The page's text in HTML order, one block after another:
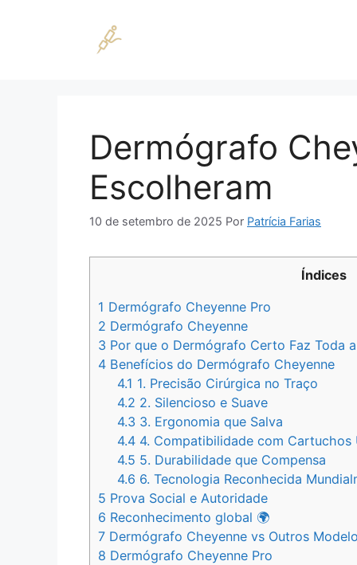
Dermógrafo
Escolheram
10 de setembro de 2025 Por Patrícia Farias
Índices
1 Dermógrafo Cheyenne Pro
2 Dermógrafo Cheyenne
3 Por que o Dermógrafo Certo Faz Toda
4 Benefícios do Dermógrafo Cheyenne
4.1 1. Precisão Cirúrgica no Traço
4.2 2. Silencioso e Suave
4.3 3. Ergonomia que Salva
4.4 4. Compatibilidade com Cartuchos
4.5 5. Durabilidade que Compensa
4.6 6. Tecnologia Reconhecida
5 Prova Social e Autoridade
6 Reconhecimento global 🌍
7 Dermógrafo Cheyenne vs Outros
8 Dermógrafo Cheyenne Pro